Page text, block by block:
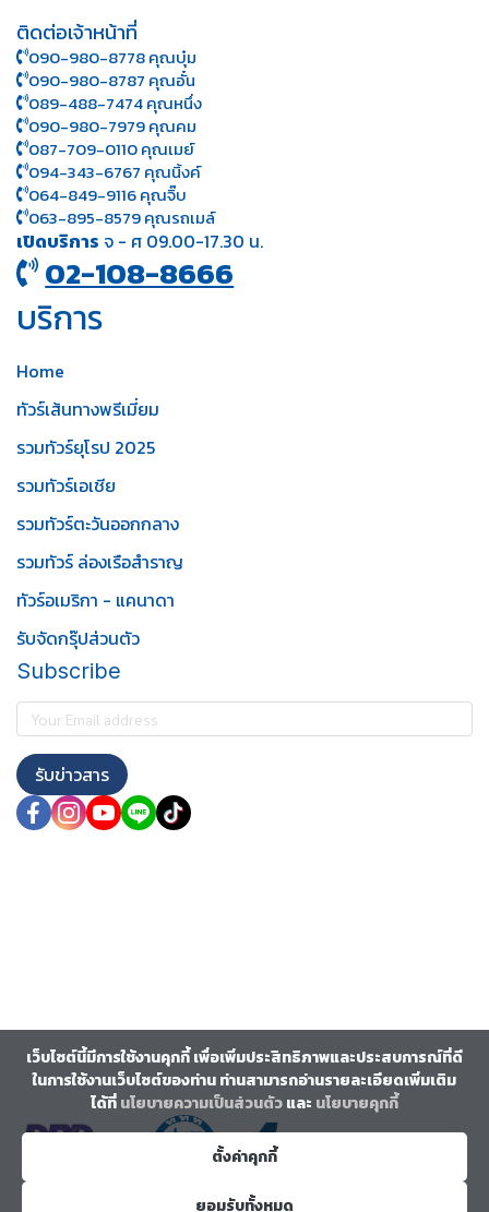
ติดต่อเจ้าหน้าที่
090-980-8778 คุณบุ๋ม
090-980-8787 คุณอั๋น
089-488-7474 คุณหนึ่ง
090-980-7979 คุณคม
087-709-0110 คุณเมย์
094-343-6767 คุณนิ้งค์
064-849-9116 คุณจิ๊บ
063-895-8 579คุณรถเมล์
เปิดบริการ จ - ศ 09.00-17.30 น.
02-108-8666
บริการ
Home
ทัวร์เส้นทางพรีเมี่ยม
รวมทัวร์ยุโรป 2025
รวมทัวร์เอเชีย
รวมทัวร์ตะวันออกกลาง
รวมทัวร์ ล่องเรือสำราญ
ทัวร์อเมริกา - แคนาดา
รับจัดกรุ๊ปส่วนตัว
Subscribe
รับข่าวสาร
เว็บไซต์นี้มีการใช้งานคุกกี้ เพื่อเพิ่มประสิทธิภาพและประสบการณ์ที่ดี
ในการใช้งานเว็บไซต์ของท่าน ท่านสามารถอ่านรายละเอียดเพิ่มเติม
ได้ที่นโยบายความเป็นส่วนตัวและ นโยบายคุกกี้
ตั้งค่าคุกกี้
ยอมรับทั้งหมด